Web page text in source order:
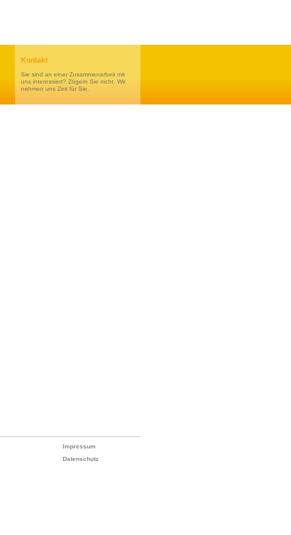
Kontakt
Sie sind an einer Zusammenarbeit mit
uns interessiert? Zögern Sie nicht. Wir
nehmen uns Zeit für Sie.
Impressum
Datenschutz